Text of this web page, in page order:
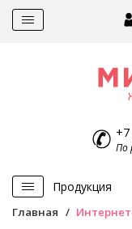
По
Продукция
Главная